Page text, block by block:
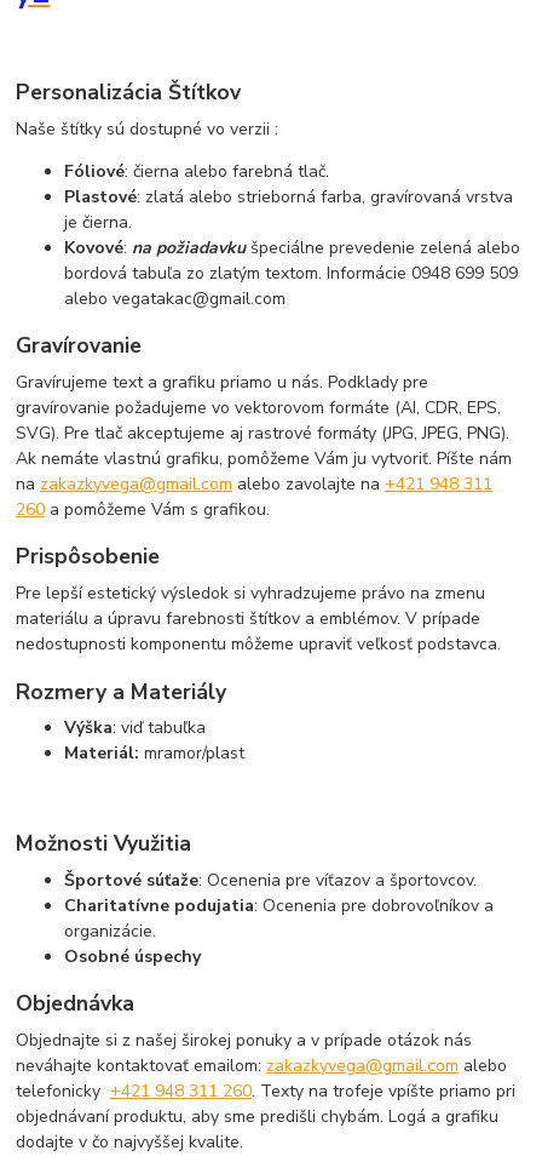
Personalizácia Štítkov
Naše štítky sú dostupné vo verzii :
Fóliové: čierna alebo farebná tlač.
Plastové: zlatá alebo strieborná farba, gravírovaná vrstva
je čierna.
Kovové: na požiadavkušpeciálne prevedenie zelená alebo
bordová tabuľa zo zlatým textom. Informácie 0948 699 509
alebo vegatakac@gmail.com
Gravírovanie
Gravírujeme text a grafiku priamo u nás. Podklady pre
gravírovanie požadujeme vo vektorovom formáte (AI, CDR, EPS,
SVG). Pre tlač akceptujeme aj rastrové formáty (JPG, JPEG, PNG).
Ak nemáte vlastnú grafiku, pomôžeme Vám ju vytvoriť. Píšte nám
na zakazkyvega@gmail.com alebo zavolajte na+421 948 311
260 a pomôžeme Vám s grafikou.
Prispôsobenie
Pre lepší estetický výsledok si vyhradzujeme právo na zmenu
materiálu a úpravu farebnosti štítkov a emblémov. V prípade
nedostupnosti komponentu môžeme upraviť veľkosť podstavca.
Rozmery a Materiály
Výška: viď tabuľka
Materiál: mramor/plast
Možnosti Využitia
Športové súťaže: Ocenenia pre víťazov a športovcov.
Charitatívne podujatia: Ocenenia pre dobrovoľníkov a
organizácie.
Osobné úspechy
Objednávka
Objednajte si z našej širokej ponuky a v prípade otázok nás
neváhajte kontaktovať emailom: zakazkyvega@gmail.com alebo
telefonicky+421 948 311 260. Texty na trofeje vpíšte priamo pri
objednávaní produktu, aby sme predišli chybám. Logá a grafiku
dodajte v čo najvyššej kvalite.